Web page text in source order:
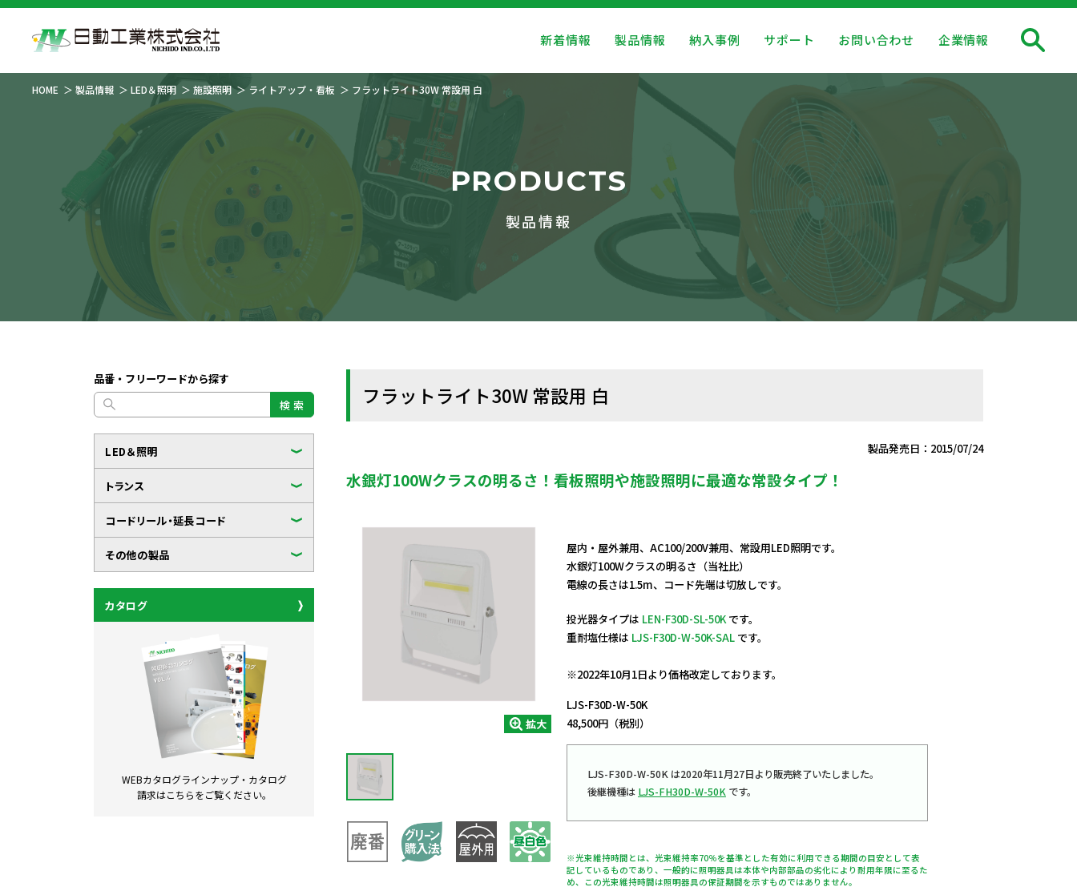
新着情報 製品情報 納入事例 サポート お問い合わせ 企業情報
HOME 製品情報 LED＆照明 施設照明 ライトアップ・看板 フラットライト30W 常設用 白
PRODUCTS
製品情報
品番・フリーワードから探す
検 索
LED＆照明
トランス
コードリール・延長コード
その他の製品
カタログ
WEBカタログラインナップ・ カタログ
請求はこちらをご覧ください。
フラットライト30W 常設用 白
製品発売日：2015/07/24
水銀灯100Wクラスの明るさ！看板照明や施設照明に最適な常設タイプ！
拡大
屋内・屋外兼用、AC100/200V兼用、常設用LED照明です。
水銀灯100Wクラスの明るさ（当社比）
電線の長さは1.5m、コード先端は切放しです。
投光器タイプは LEN-F30D-SL-50Kです。
重耐塩仕様は LJS-F30D-W-50K-SALです。
※2022年10月1日より価格改定しております。
LJS-F30D-W-50K
48,500円（税別）
LJS-F30D-W-50K は2020年11月27日より販売終了いたしました。
後継機種は LJS-FH30D-W-50Kです。
※光束維持時間とは、光束維持率70％を基準とした有効に利用できる期間の目安として表
記しているものであり、一般的に照明器具は本体や内部部品の劣化により耐用年限に至るた
め、この光束維持時間は照明器具の保証期間を示すものではありません。